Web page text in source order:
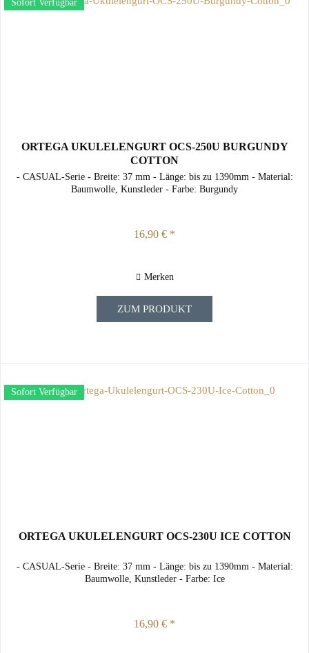
Sofort Verfügbar
ORTEGA UKULELENGURT OCS-250U BURGUNDY
COTTON
- CASUAL-Serie - Breite: 37 mm - Länge: bis zu 1390mm - Material:
Baumwolle, Kunstleder - Farbe: Burgundy
16,90 € *
Merken
ZUM PRODUKT
Sofort Verfügbar
ORTEGA UKULELENGURT OCS-230U ICE COTTON
- CASUAL-Serie - Breite: 37 mm - Länge: bis zu 1390mm - Material:
Baumwolle, Kunstleder - Farbe: Ice
16,90 € *